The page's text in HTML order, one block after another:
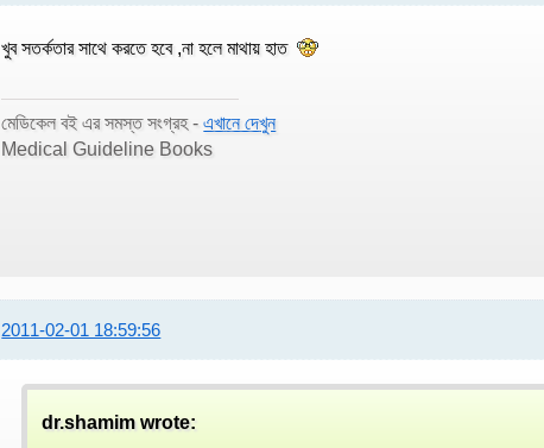
খুব সতর্কতার সাথে করতে হবে ,না হলে মাথায় হাত
মেডিকেল বই এর সমস্ত সংগ্রহ -এখানে দেখুন
Medical Guideline Books
2011-02-01 18:59:56
dr.shamim wrote: